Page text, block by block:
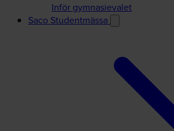
Inför gymnasievalet
Saco Studentmässa